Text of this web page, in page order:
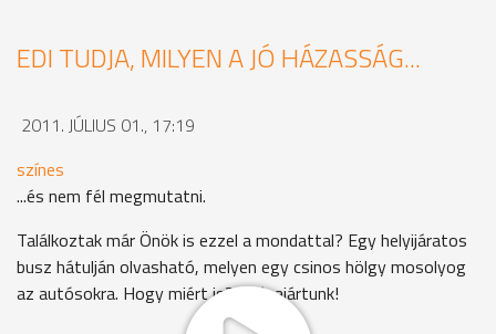
EDI TUDJA, MILYEN A JÓ HÁZASSÁG...
2011. JÚLIUS 01., 17:19
színes
...és nem fél megmutatni.
Találkoztak már Önök is ezzel a mondattal? Egy helyijáratos
busz hátulján olvasható, melyen egy csinos hölgy mosolyog
az autósokra. Hogy miért is? Utánajártunk!